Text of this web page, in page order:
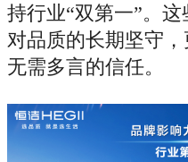
持行业“双第一”。
对品质的长期坚守
无需多言的信任。